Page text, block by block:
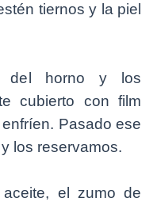
tiernos y la piel
del horno y los
cubierto con film
Pasado ese
los reservamos.
el zumo de